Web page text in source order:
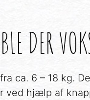
DER
ca. 6 – 18 kg.
ved hjælp af